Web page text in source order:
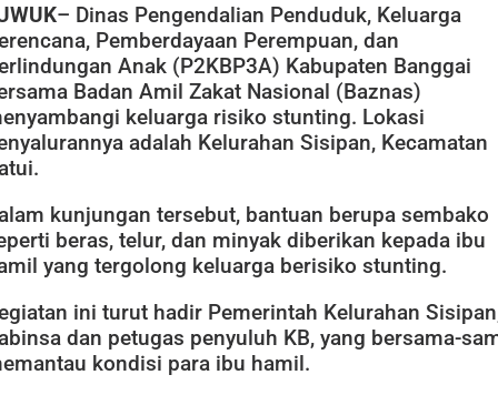
– Dinas Pengendalian Penduduk, Keluarga
Pemberdayaan Perempuan, dan
Anak (P2KBP3A) Kabupaten Banggai
Badan Amil Zakat Nasional (Baznas)
keluarga risiko stunting. Lokasi
adalah Kelurahan Sisipan, Kecamatan
kunjungan tersebut, bantuan berupa sembako
beras, telur, dan minyak diberikan kepada ibu
yang tergolong keluarga berisiko stunting.
ini turut hadir Pemerintah Kelurahan
dan petugas penyuluh KB, yang bersama-
kondisi para ibu hamil.